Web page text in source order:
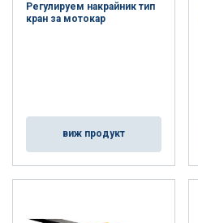
Регулируем накрайник тип
кран за мотокар
виж продукт